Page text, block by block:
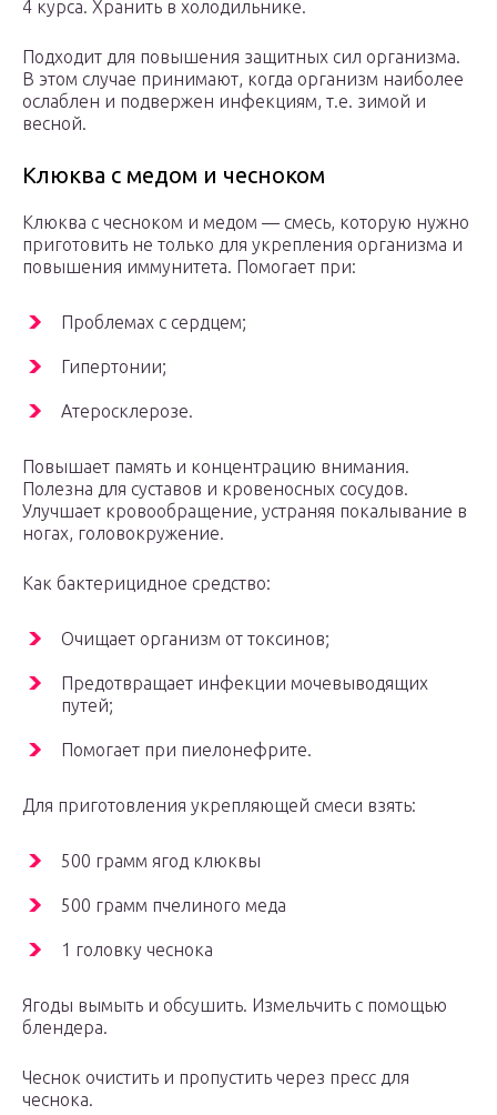
4 курса. Хранить в холодильнике.
Подходит для повышения защитных сил организма.
В этом случае принимают, когда организм наиболее
ослаблен и подвержен инфекциям, т.е. зимой и
весной.
Клюква с медом и чесноком
Клюква с чесноком и медом — смесь, которую нужно
приготовить не только для укрепления организма и
повышения иммунитета. Помогает при:
Проблемах с сердцем;
Гипертонии;
Атеросклерозе.
Повышает память и концентрацию внимания.
Полезна для суставов и кровеносных сосудов.
Улучшает кровообращение, устраняя покалывание в
ногах, головокружение.
Как бактерицидное средство:
Очищает организм от токсинов;
Предотвращает инфекции мочевыводящих
путей;
Помогает при пиелонефрите.
Для приготовления укрепляющей смеси взять:
500 грамм ягод клюквы
500 грамм пчелиного меда
1 головку чеснока
Ягоды вымыть и обсушить. Измельчить с помощью
блендера.
Чеснок очистить и пропустить через пресс для
чеснока.